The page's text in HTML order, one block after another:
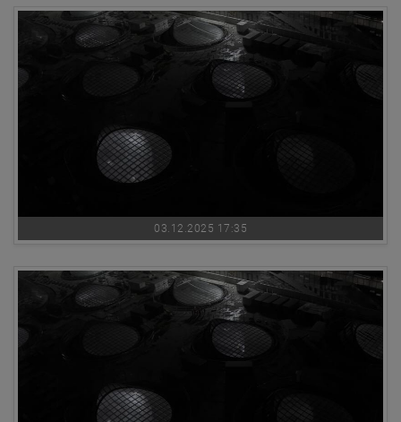
03.12.2025 17:35